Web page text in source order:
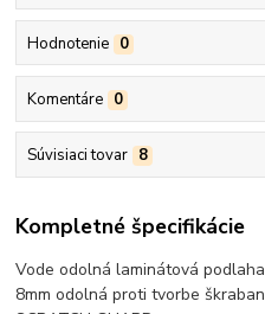
Hodnotenie 0
Komentáre 0
Súvisiaci tovar 8
Kompletné špecifikácie
Vode odolná laminátová
8mm odolná proti tvorbe